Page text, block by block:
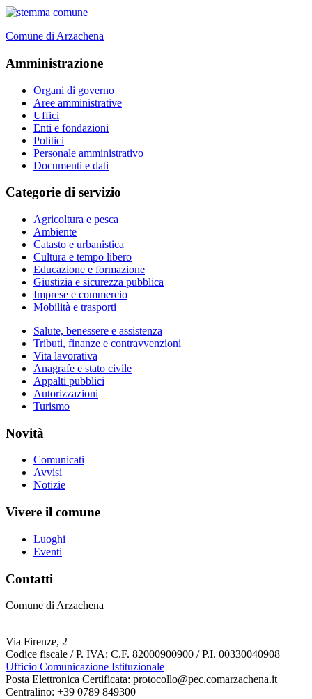
Comune di Arzachena
Amministrazione
Organi di governo
Aree amministrative
Uffici
Enti e fondazioni
Politici
Personale amministrativo
Documenti e dati
Categorie di servizio
Agricoltura e pesca
Ambiente
Catasto e urbanistica
Cultura e tempo libero
Educazione e formazione
Giustizia e sicurezza pubblica
Imprese e commercio
Mobilità e trasporti
Salute, benessere e assistenza
Tributi, finanze e contravvenzioni
Vita lavorativa
Anagrafe e stato civile
Appalti pubblici
Autorizzazioni
Turismo
Novità
Comunicati
Avvisi
Notizie
Vivere il comune
Luoghi
Eventi
Contatti
Comune di Arzachena
Via Firenze, 2
Codice fiscale / P. IVA: C.F. 82000900900 / P.I. 00330040908
Ufficio Comunicazione Istituzionale
Posta Elettronica Certificata: protocollo@pec.comarzachena.it
Centralino: +39 0789 849300